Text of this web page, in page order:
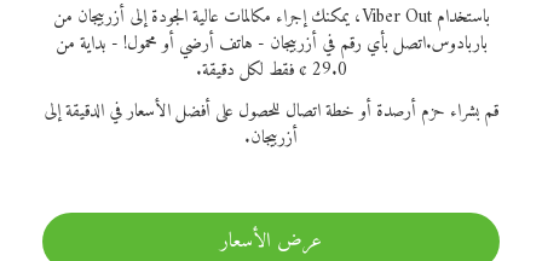
باستخدام Viber Out، يمكنك إجراء مكالمات عالية الجودة إلى أزربيجان من
باربادوس.اتصل بأي رقم في أزربيجان - هاتف أرضي أو محمول! - بداية من
29.0 ¢ فقط لكل دقيقة.
قم بشراء حزم أرصدة أو خطة اتصال للحصول على أفضل الأسعار في الدقيقة إلى
أزربيجان.
عرض الأسعار